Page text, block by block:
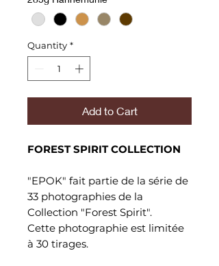
Quantity *
Add to Cart
FOREST SPIRIT COLLECTION
"EPOK" fait partie de la série de
33 photographies de la
Collection "Forest Spirit".
Cette photographie est limitée
à 30 tirages.